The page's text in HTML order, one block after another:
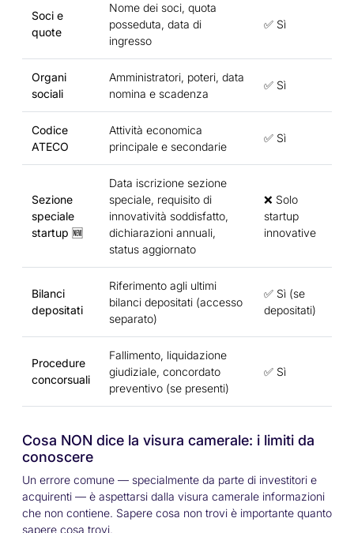
Soci e
quote
Nome dei soci, quota
posseduta, data di
ingresso
✅ Sì
Organi
sociali
Amministratori, poteri, data
nomina e scadenza
✅ Sì
Codice
ATECO
Attività economica
principale e secondarie
✅ Sì
Sezione
speciale
startup 🆕
Data iscrizione sezione
speciale, requisito di
innovatività soddisfatto,
dichiarazioni annuali,
status aggiornato
❌ Solo
startup
innovative
Bilanci
depositati
Riferimento agli ultimi
bilanci depositati (accesso
separato)
✅ Sì (se
depositati)
Procedure
concorsuali
Fallimento, liquidazione
giudiziale, concordato
preventivo (se presenti)
✅ Sì
Cosa NON dice la visura camerale: i limiti da
conoscere
Un errore comune — specialmente da parte di investitori e
acquirenti — è aspettarsi dalla visura camerale informazioni
che non contiene. Sapere cosa non trovi è importante quanto
sapere cosa trovi.